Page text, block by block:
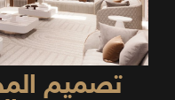
تصميم